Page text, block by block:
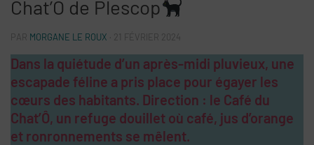
Chat’O de Plescop
MORGANE LE ROUX 21 FÉVRIER 2024
Dans la quiétude d’un après-midi pluvieux, une
escapade féline a pris place pour égayer les
cœurs des habitants. Direction : le Café du
Chat’Ô, un refuge douillet où café, jus d’orange
et ronronnements se mêlent.